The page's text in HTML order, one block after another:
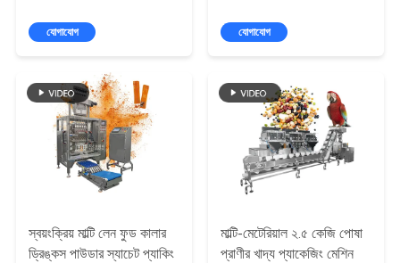
যোগাযোগ যোগাযোগ
স্বয়ংক্রিয় মাল্টি লেন ফুড কালার
ড্রিঙ্কস পাউডার স্যাচেট প্যাকিং
মাল্টি-মেটেরিয়াল ২.৫ কেজি পোষা
প্রাণীর খাদ্য প্যাকেজিং মেশিন